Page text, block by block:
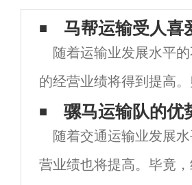
马帮运输受人喜
随着运输业发展水平
的经营业绩将得到提高
的长期发展，马邦运输
成熟。如果能充分发挥
素，未来产业发展的动
骡马运输队的优
随着交通运输业发展
营业绩也将提高。毕竟